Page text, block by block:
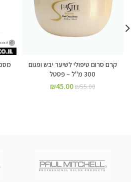
קרם סרום טיפולי לשיער יבש ופגום
300 מ"ל – פסטל
₪55.00
₪45.00